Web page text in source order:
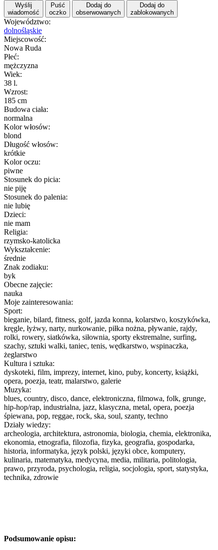
Wyślij
wiadomość
Puść
oczko
Dodaj do
obserwowanych
Dodaj do
zablokowanych
Województwo:
dolnośląskie
Miejscowość:
Nowa Ruda
Płeć:
mężczyzna
Wiek:
38 l.
Wzrost:
185 cm
Budowa ciała:
normalna
Kolor włosów:
blond
Długość włosów:
krótkie
Kolor oczu:
piwne
Stosunek do picia:
nie piję
Stosunek do palenia:
nie lubię
Dzieci:
nie mam
Religia:
rzymsko-katolicka
Wykształcenie:
średnie
Znak zodiaku:
byk
Obecne zajęcie:
nauka
Moje zainteresowania:
Sport:
bieganie, bilard, fitness, golf, jazda konna, kolarstwo, koszykówka,
kręgle, łyżwy, narty, nurkowanie, piłka nożna, pływanie, rajdy,
rolki, rowery, siatkówka, siłownia, sporty ekstremalne, surfing,
szachy, sztuki walki, taniec, tenis, wędkarstwo, wspinaczka,
żeglarstwo
Kultura i sztuka:
dyskoteki, film, imprezy, internet, kino, puby, koncerty, książki,
opera, poezja, teatr, malarstwo, galerie
Muzyka:
blues, country, disco, dance, elektroniczna, filmowa, folk, grunge,
hip-hop/rap, industrialna, jazz, klasyczna, metal, opera, poezja
śpiewana, pop, reggae, rock, ska, soul, szanty, techno
Działy wiedzy:
archeologia, architektura, astronomia, biologia, chemia, elektronika,
ekonomia, etnografia, filozofia, fizyka, geografia, gospodarka,
historia, informatyka, język polski, języki obce, komputery,
kulinaria, matematyka, medycyna, media, militaria, politologia,
prawo, przyroda, psychologia, religia, socjologia, sport, statystyka,
technika, zdrowie
Podsumowanie opisu: